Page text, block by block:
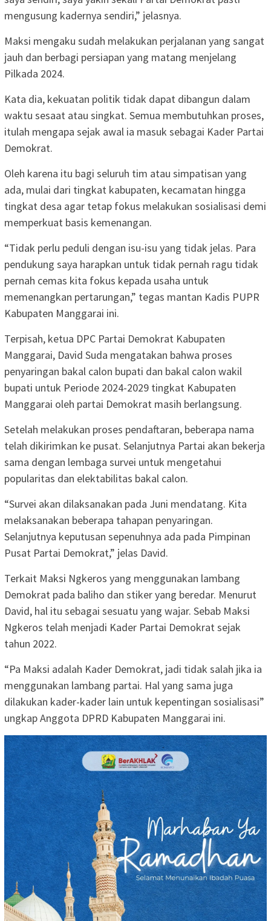
mengusung kadernya sendiri,” jelasnya.
Maksi mengaku sudah melakukan perjalanan yang sangat
jauh dan berbagi persiapan yang matang menjelang
Pilkada 2024.
Kata dia, kekuatan politik tidak dapat dibangun dalam
waktu sesaat atau singkat. Semua membutuhkan proses,
itulah mengapa sejak awal ia masuk sebagai Kader Partai
Demokrat.
Oleh karena itu bagi seluruh tim atau simpatisan yang
ada, mulai dari tingkat kabupaten, kecamatan hingga
tingkat desa agar tetap fokus melakukan sosialisasi demi
memperkuat basis kemenangan.
“Tidak perlu peduli dengan isu-isu yang tidak jelas. Para
pendukung saya harapkan untuk tidak pernah ragu tidak
pernah cemas kita fokus kepada usaha untuk
memenangkan pertarungan,” tegas mantan Kadis PUPR
Kabupaten Manggarai ini.
Terpisah, ketua DPC Partai Demokrat Kabupaten
Manggarai, David Suda mengatakan bahwa proses
penyaringan bakal calon bupati dan bakal calon wakil
bupati untuk Periode 2024-2029 tingkat Kabupaten
Manggarai oleh partai Demokrat masih berlangsung.
Setelah melakukan proses pendaftaran, beberapa nama
telah dikirimkan ke pusat. Selanjutnya Partai akan bekerja
sama dengan lembaga survei untuk mengetahui
popularitas dan elektabilitas bakal calon.
“Survei akan dilaksanakan pada Juni mendatang. Kita
melaksanakan beberapa tahapan penyaringan.
Selanjutnya keputusan sepenuhnya ada pada Pimpinan
Pusat Partai Demokrat,” jelas David.
Terkait Maksi Ngkeros yang menggunakan lambang
Demokrat pada baliho dan stiker yang beredar. Menurut
David, hal itu sebagai sesuatu yang wajar. Sebab Maksi
Ngkeros telah menjadi Kader Partai Demokrat sejak
tahun 2022.
“Pa Maksi adalah Kader Demokrat, jadi tidak salah jika ia
menggunakan lambang partai. Hal yang sama juga
dilakukan kader-kader lain untuk kepentingan sosialisasi”
ungkap Anggota DPRD Kabupaten Manggarai ini.